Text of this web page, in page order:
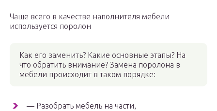
Чаще всего в качестве наполнителя мебели
используется поролон
Как его заменить? Какие основные этапы? На
что обратить внимание? Замена поролона в
мебели происходит в таком порядке:
— Разобрать мебель на части,